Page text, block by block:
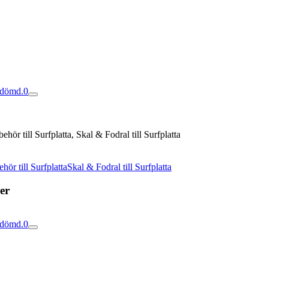
0
till Surfplatta, Skal & Fodral till Surfplatta
till SurfplattaSkal & Fodral till Surfplatta
0